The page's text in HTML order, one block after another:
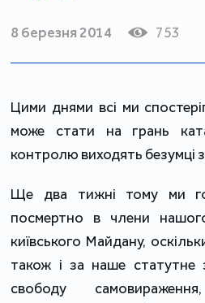
8 березня 2014 753
Цими днями всі ми
може стати на грань
контролю виходять безумці
Ще два тижні тому ми
посмертно в члени
київського Майдану,
також і за наше статутне
свободу